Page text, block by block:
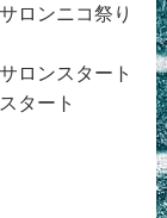
ロンニコ祭り
ロンスタート
タート